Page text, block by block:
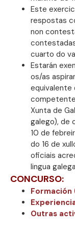
Este
respostas
non
cuarto do
Estarán
os/as
equivalente
Xunta de
galego), de
10 de
do 16 de
oficiais
lingua
CONCURSO:
Formación
Outras